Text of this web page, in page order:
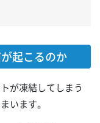
起こるのか
が凍結してしまう
います。